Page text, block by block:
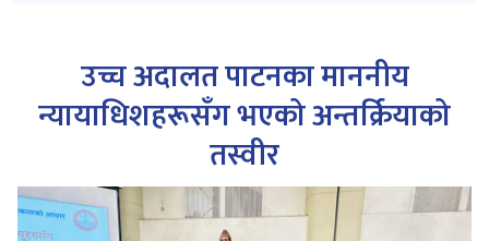
उच्च अदालत पाटनका माननीय
न्यायाधिशहरूसँग भएको अन्तर्क्रियाको
तस्वीर